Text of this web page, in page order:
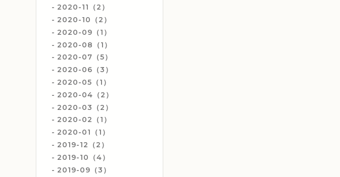
2020-11（2）
2020-10（2）
2020-09（1）
2020-08（1）
2020-07（5）
2020-06（3）
2020-05（1）
2020-04（2）
2020-03（2）
2020-02（1）
2020-01（1）
2019-12（2）
2019-10（4）
2019-09（3）